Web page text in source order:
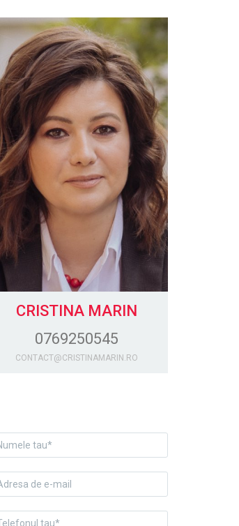
CRISTINA MARIN
0769250545
CONTACT@CRISTINAMARIN.RO